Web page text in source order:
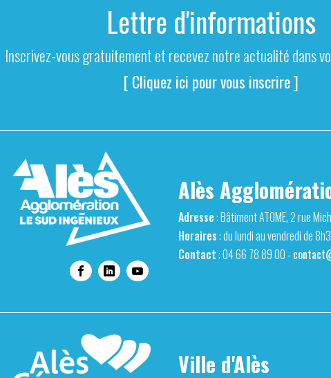
Lettre d'informations
Inscrivez-vous gratuitement et recevez notre actualité dans
[ Cliquez ici pour vous inscrire ]
Alès
Adresse: Bâtiment ATOME, 2 rue
Horaires: du lundi au vendredi de
Contact: 04 66 78 89 00 -
Ville d'Alès